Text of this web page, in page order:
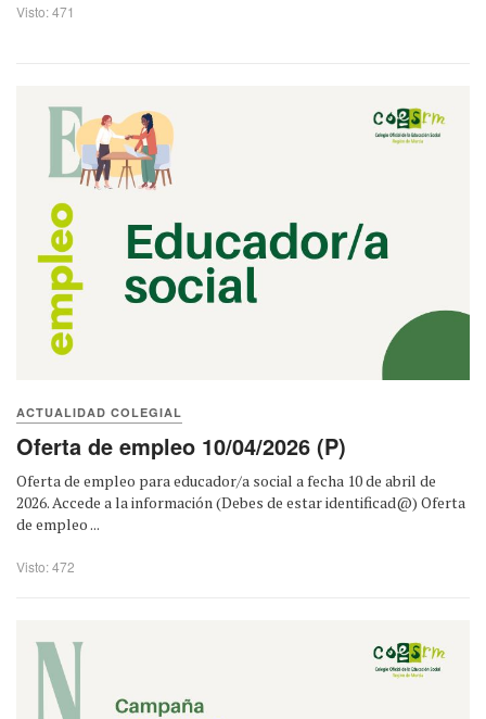
Visto: 471
ACTUALIDAD COLEGIAL
Oferta de empleo 10/04/2026 (P)
Oferta de empleo para educador/a social a fecha 10 de abril de
2026. Accede a la información (Debes de estar identificad@) Oferta
de empleo ...
Visto: 472